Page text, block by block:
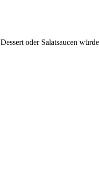
oder Salatsaucen